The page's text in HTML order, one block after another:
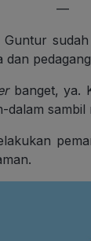
—
banget, ya.
dalam